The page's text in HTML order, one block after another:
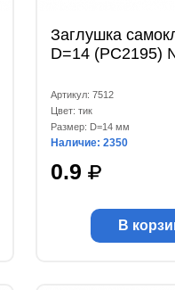
Заглушка
D=14 (РС2195)
Артикул: 7512
Цвет: тик
Размер: D=14 мм
Наличие: 2350
0.9
В